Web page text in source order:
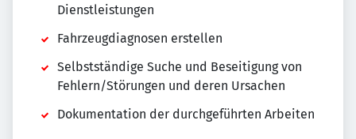
Dienstleistungen
Fahrzeugdiagnosen erstellen
Selbstständige Suche und Beseitigung von
Fehlern/Störungen und deren Ursachen
Dokumentation der durchgeführten Arbeiten